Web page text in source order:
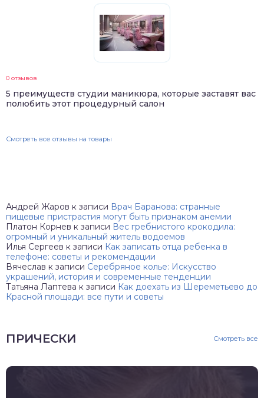
0 отзывов
5 преимуществ студии маникюра, которые заставят вас
полюбить этот процедурный салон
Смотреть все отзывы на товары
Андрей Жаров к записи Врач Баранова: странные
пищевые пристрастия могут быть признаком анемии
Платон Корнев к записи Вес гребнистого крокодила:
огромный и уникальный житель водоемов
Илья Сергеев к записи Как записать отца ребенка в
телефоне: советы и рекомендации
Вячеслав к записи Серебряное колье: Искусство
украшений, история и современные тенденции
Татьяна Лаптева к записи Как доехать из Шереметьево до
Красной площади: все пути и советы
ПРИЧЕСКИ Смотреть все